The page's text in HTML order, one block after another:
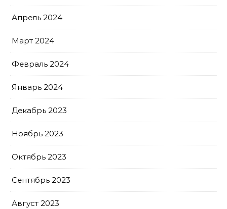
Апрель 2024
Март 2024
Февраль 2024
Январь 2024
Декабрь 2023
Ноябрь 2023
Октябрь 2023
Сентябрь 2023
Август 2023